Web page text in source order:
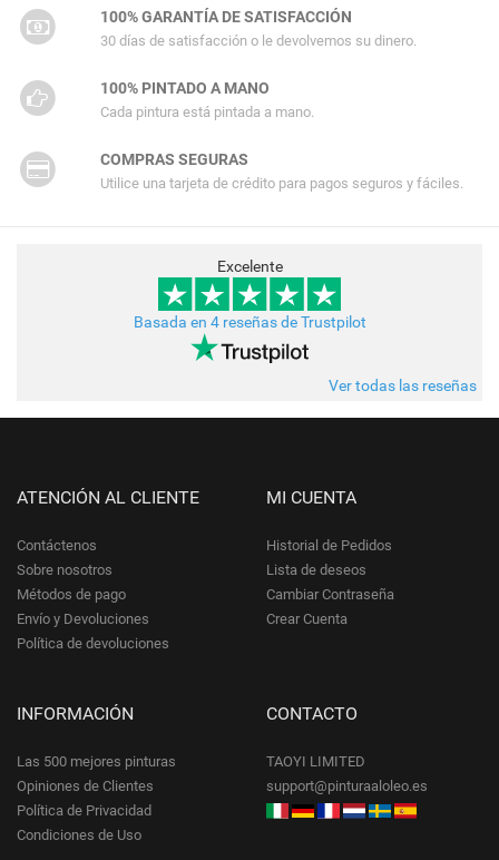
100% GARANTÍA DE SATISFACCIÓN
30 días de satisfacción o le devolvemos su dinero.
100% PINTADO A MANO
Cada pintura está pintada a mano.
COMPRAS SEGURAS
Utilice una tarjeta de crédito para pagos seguros y fáciles.
Excelente
Basada en 4 reseñas de Trustpilot
Ver todas las reseñas
ATENCIÓN AL CLIENTE
Contáctenos
Sobre nosotros
Métodos de pago
Envío y Devoluciones
Política de devoluciones
MI CUENTA
Historial de Pedidos
Lista de deseos
Cambiar Contraseña
Crear Cuenta
INFORMACIÓN
Las 500 mejores pinturas
Opiniones de Clientes
Política de Privacidad
Condiciones de Uso
CONTACTO
TAOYI LIMITED
support@pinturaaloleo.es